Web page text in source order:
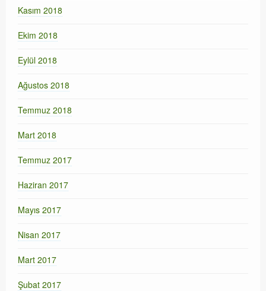
Kasım 2018
Ekim 2018
Eylül 2018
Ağustos 2018
Temmuz 2018
Mart 2018
Temmuz 2017
Haziran 2017
Mayıs 2017
Nisan 2017
Mart 2017
Şubat 2017